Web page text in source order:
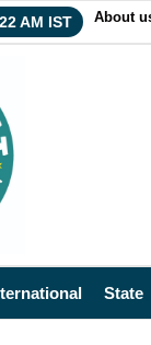
AM IST About
State